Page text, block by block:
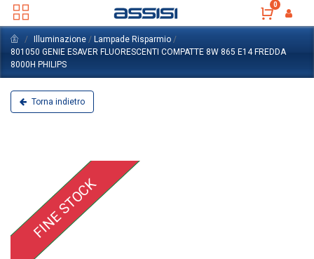
0
Illuminazione / Lampade Risparmio /
801050 GENIE ESAVER FLUORESCENTI COMPATTE 8W 865 E14 FREDDA
8000H PHILIPS
Torna indietro
FINE STOCK